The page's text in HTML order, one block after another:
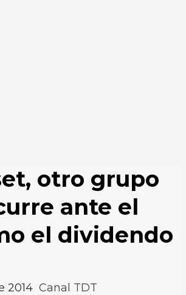
otro grupo
ante el
el dividendo
2014 Canal TDT